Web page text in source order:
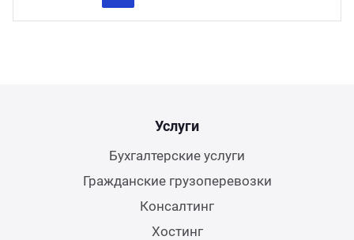
Услуги
Бухгалтерские услуги
Гражданские грузоперевозки
Консалтинг
Хостинг